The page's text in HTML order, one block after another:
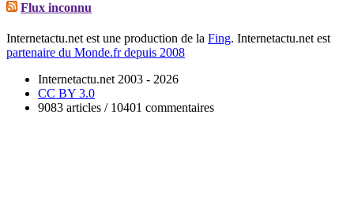
Flux inconnu
Internetactu.net est une production de la Fing. Internetactu.net est
partenaire du Monde.fr depuis 2008
Internetactu.net 2003 - 2026
CC BY 3.0
9083 articles / 10401 commentaires